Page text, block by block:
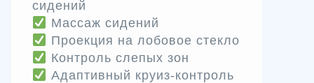
сидений
Массаж сидений
Проекция на лобовое стекло
Контроль слепых зон
Адаптивный круиз-контроль